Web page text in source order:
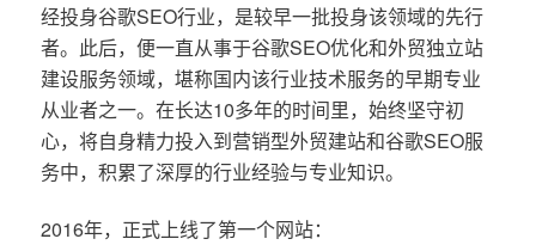
经投身谷歌SEO行业，是较早一批投身该领域的先行
者。此后，便一直从事于谷歌SEO优化和外贸独立站
建设服务领域，堪称国内该行业技术服务的早期专业
从业者之一。在长达10多年的时间里，始终坚守初
心，将自身精力投入到营销型外贸建站和谷歌SEO服
务中，积累了深厚的行业经验与专业知识。
2016年，正式上线了第一个网站：